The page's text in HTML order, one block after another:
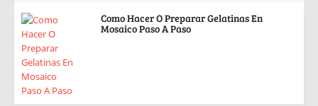
Como Hacer O Preparar Gelatinas En
Mosaico Paso A Paso